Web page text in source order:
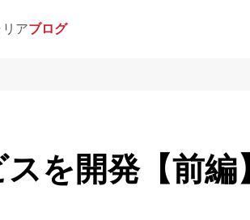
アブログ
を開発【前編】